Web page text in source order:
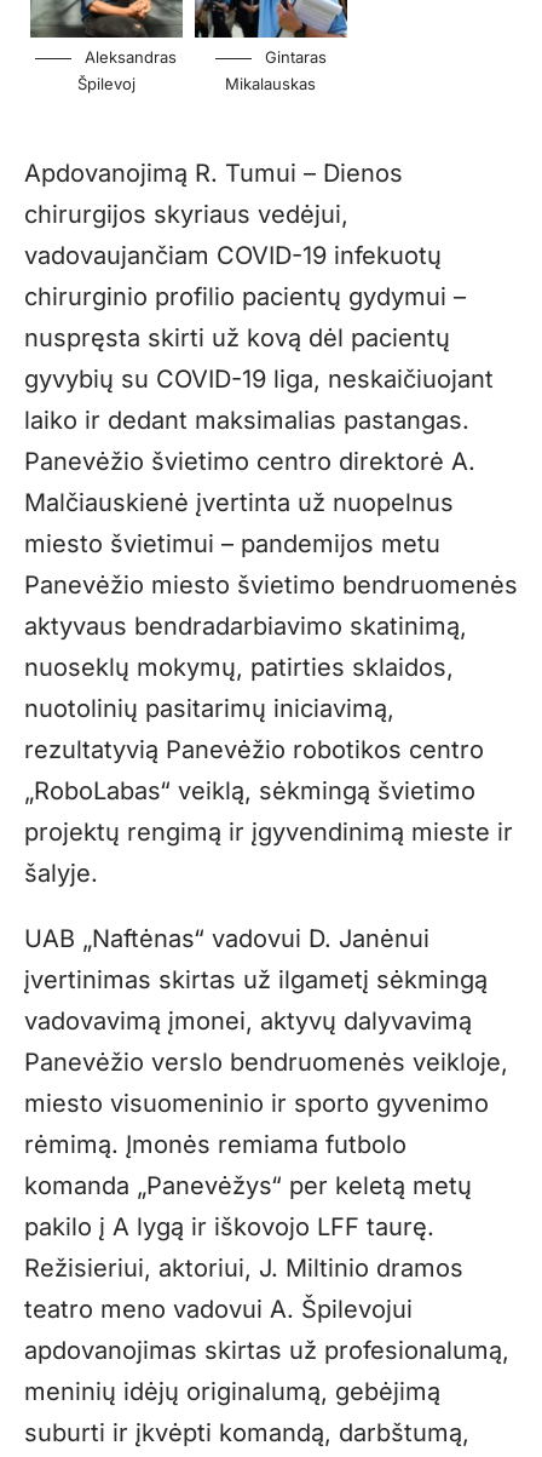
Aleksandras
Špilevoj
Gintaras
Mikalauskas
Apdovanojimą R. Tumui – Dienos
chirurgijos skyriaus vedėjui,
vadovaujančiam COVID-19 infekuotų
chirurginio profilio pacientų gydymui –
nuspręsta skirti už kovą dėl pacientų
gyvybių su COVID-19 liga, neskaičiuojant
laiko ir dedant maksimalias pastangas.
Panevėžio švietimo centro direktorė A.
Malčiauskienė įvertinta už nuopelnus
miesto švietimui – pandemijos metu
Panevėžio miesto švietimo bendruomenės
aktyvaus bendradarbiavimo skatinimą,
nuoseklų mokymų, patirties sklaidos,
nuotolinių pasitarimų iniciavimą,
rezultatyvią Panevėžio robotikos centro
„RoboLabas“ veiklą, sėkmingą švietimo
projektų rengimą ir įgyvendinimą mieste ir
šalyje.
UAB „Naftėnas“ vadovui D. Janėnui
įvertinimas skirtas už ilgametį sėkmingą
vadovavimą įmonei, aktyvų dalyvavimą
Panevėžio verslo bendruomenės veikloje,
miesto visuomeninio ir sporto gyvenimo
rėmimą. Įmonės remiama futbolo
komanda „Panevėžys“ per keletą metų
pakilo į A lygą ir iškovojo LFF taurę.
Režisieriui, aktoriui, J. Miltinio dramos
teatro meno vadovui A. Špilevojui
apdovanojimas skirtas už profesionalumą,
meninių idėjų originalumą, gebėjimą
suburti ir įkvėpti komandą, darbštumą,